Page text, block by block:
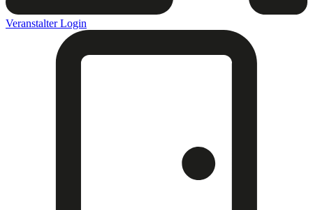
Veranstalter Login